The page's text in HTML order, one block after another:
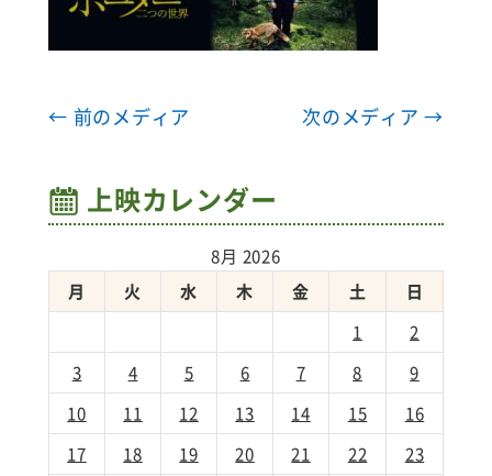
← 前のメディア 次のメディア →
上映カレンダー
8月 2026
月
火 水 木 金 土
日
1
2
3
4 5 6 7 8
9
10
11 12 13 14 15
16
17
18 19 20 21 22
23